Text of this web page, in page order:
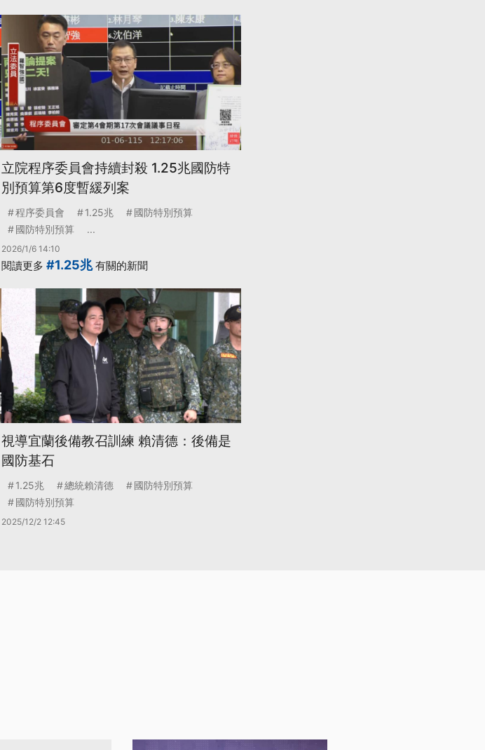
立院程序委員會持續封殺 1.25兆國防特
別預算第6度暫緩列案
程序委員會 1.25兆
國防特別預算
國防特別預算
...
2026/1/6 14:10
閱讀更多 #1.25兆有關的新聞
視導宜蘭後備教召訓練 賴清德：後備是
國防基石
1.25兆 總統賴清德
國防特別預算
國防特別預算
2025/12/2 12:45